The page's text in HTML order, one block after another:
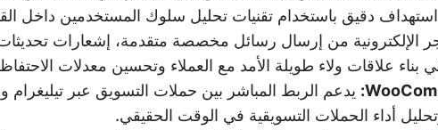
دقيق باستخدام تقنيات تحليل سلوك المستخدمين داخل
الإلكترونية من إرسال رسائل مخصصة متقدمة، إشعارات
علاقات ولاء طويلة الأمد مع العملاء وتحسين معدلات
يدعم الربط المباشر بين حملات التسويق عبر تيليغرام
أداء الحملات التسويقية في الوقت الحقيقي.